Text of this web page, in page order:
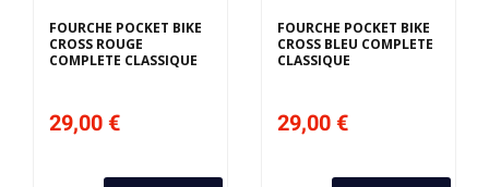
FOURCHE POCKET BIKE
CROSS ROUGE
COMPLETE CLASSIQUE
29,00 €
FOURCHE POCKET BIKE
CROSS BLEU COMPLETE
CLASSIQUE
29,00 €